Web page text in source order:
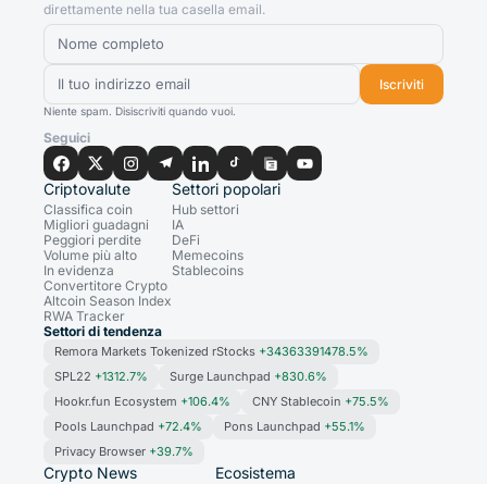
direttamente nella tua casella email.
Iscriviti
Niente spam. Disiscriviti quando vuoi.
Seguici
Criptovalute
Classifica coin
Migliori guadagni
Peggiori perdite
Volume più alto
In evidenza
Convertitore Crypto
Altcoin Season Index
RWA Tracker
Settori popolari
Hub settori
IA
DeFi
Memecoins
Stablecoins
Settori di tendenza
Remora Markets Tokenized rStocks +34363391478.5%
SPL22 +1312.7% Surge Launchpad +830.6%
Hookr.fun Ecosystem +106.4% CNY Stablecoin +75.5%
Pools Launchpad +72.4% Pons Launchpad +55.1%
Privacy Browser +39.7%
Crypto News Ecosistema